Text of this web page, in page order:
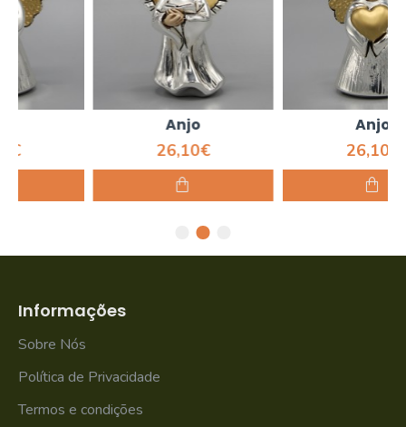
Informações
Sobre Nós
Política de Privacidade
Termos e condições